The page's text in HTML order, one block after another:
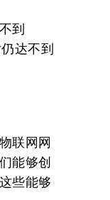
到
达不到
联网网
能够创
些能够